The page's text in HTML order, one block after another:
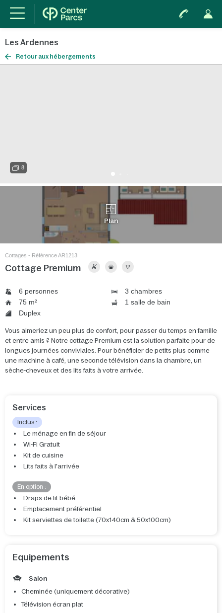
Les Ardennes
Retour aux hébergements
8
Plan
Cottages - Référence AR1213
Cottage Premium
6 personnes
3 chambres
75 m²
1 salle de bain
Duplex
Vous aimeriez un peu plus de confort, pour passer du temps en famille
et entre amis ? Notre cottage Premium est la solution parfaite pour de
longues journées conviviales. Pour bénéficier de petits plus comme
une machine à café, une seconde télévision dans la chambre, un
sèche-cheveux et des lits faits à votre arrivée.
Services
Inclus :
Le ménage en fin de séjour
Wi-Fi Gratuit
Kit de cuisine
Lits faits à l'arrivée
En option :
Draps de lit bébé
Emplacement préférentiel
Kit serviettes de toilette (70x140cm & 50x100cm)
Equipements
Salon
Cheminée (uniquement décorative)
Télévision écran plat